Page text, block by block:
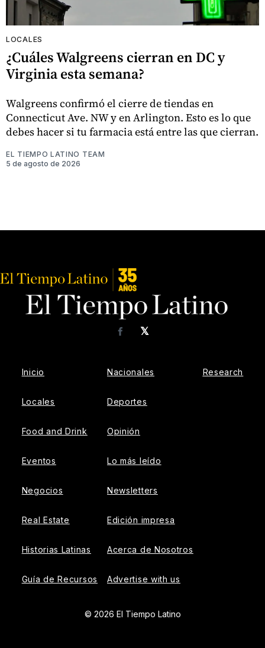
LOCALES
¿Cuáles Walgreens cierran en DC y
Virginia esta semana?
Walgreens confirmó el cierre de tiendas en
Connecticut Ave. NW y en Arlington. Esto es lo que
debes hacer si tu farmacia está entre las que cierran.
EL TIEMPO LATINO TEAM
5 de agosto de 2026
𝕏
Facebook
Inicio
Locales
Food and Drink
Eventos
Negocios
Real Estate
Historias Latinas
Guía de Recursos
Nacionales
Deportes
Opinión
Lo más leído
Newsletters
Edición impresa
Acerca de Nosotros
Advertise with us
Research
© 2026 El Tiempo Latino